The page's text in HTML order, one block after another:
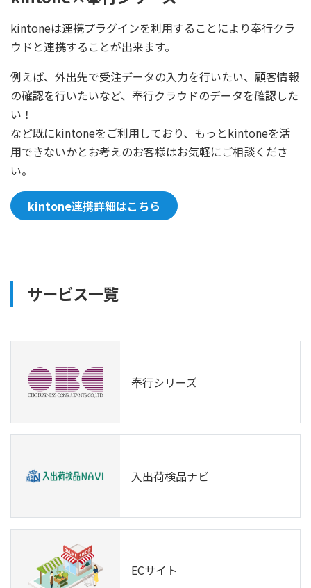
kintoneは連携プラグインを利用することにより奉行クラ
ウドと連携することが出来ます。
例えば、外出先で受注データの入力を行いたい、顧客情報
の確認を行いたいなど、奉行クラウドのデータを確認した
い！
など既にkintoneをご利用しており、もっとkintoneを活
用できないかとお考えのお客様はお気軽にご相談くださ
い。
kintone連携詳細はこちら
サービス一覧
奉行シリーズ
入出荷検品ナビ
ECサイト